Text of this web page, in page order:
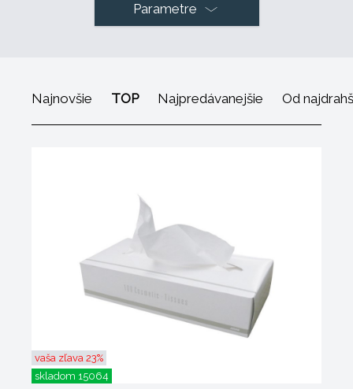
Parametre
Najnovšie TOP Najpredávanejšie Od
vaša zľava 23%
skladom 15064